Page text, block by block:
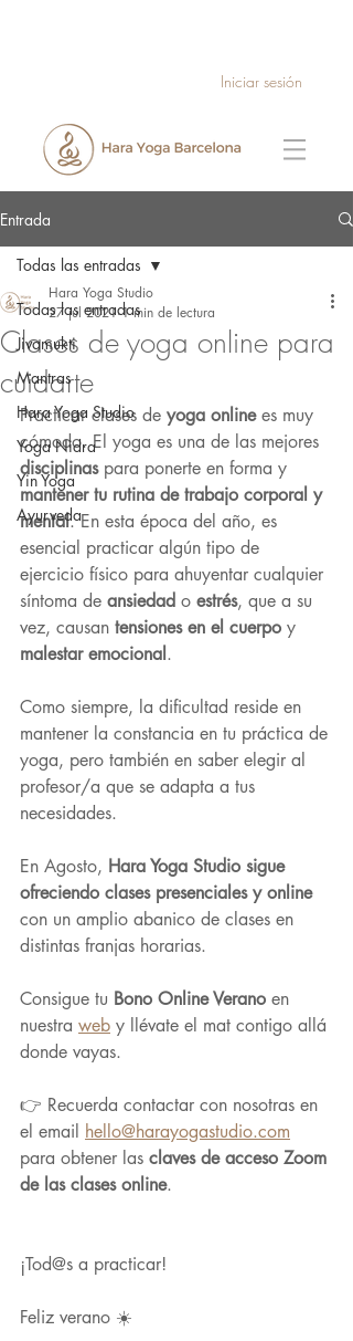
Iniciar sesión
Entrada
Todas las entradas
Jivamukti
Mantras
Hara Yoga Studio
Yoga Nidra
Yin Yoga
Ayurveda
Todas las entradas
Clases de yoga online para
cuidarte
Hara Yoga Studio
27 jul 2021 1 min de lectura
Practicar clases de yoga online es muy
cómodo. El yoga es una de las mejores
disciplinas para ponerte en forma y
mantener tu rutina de trabajo corporal y
mental. En esta época del año, es
esencial practicar algún tipo de
ejercicio físico para ahuyentar cualquier
síntoma de ansiedad o estrés, que a su
vez, causan tensiones en el cuerpo y
malestar emocional .
Como siempre, la dificultad reside en
mantener la constancia en tu práctica de
yoga, pero también en saber elegir al
profesor/a que se adapta a tus
necesidades.
En Agosto, Hara Yoga Studio sigue
ofreciendo clases presenciales y online
con un amplio abanico de clases en
distintas franjas horarias.
Consigue tu Bono Online Verano en
nuestra web y llévate el mat contigo allá
donde vayas.
👉 Recuerda contactar con nosotras en
el email hello@harayogastudio.com
para obtener las claves de acceso Zoom
de las clases online.
¡Tod@s a practicar!
Feliz verano ☀️